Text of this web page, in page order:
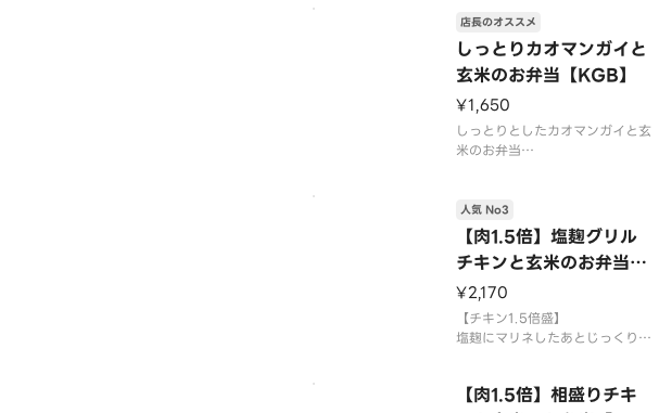
自家製チキンが絶品です
チキンそのものに味がしっかりつ
いているため、ソースをかけなく
ても美味しくお召し上がりいただ
けます
必要な場合、お好みでソースを追
加
しっとりカオマンガイと
玄米のお弁当【KGB】
店長のオススメ
¥1,650
しっとりとしたカオマンガイと玄
米のお弁当
使用食材玄米/しっとりカオマン
ガイ/サニーレタス/ブロッコリ
ー/トマト/紫キャベツピクルス/
レモン/お好みのソース
栄養価
カロリー：522kcal
【肉1.5倍】塩麹グリル
チキンと玄米のお弁当
【1.5SCB】
人気 No3
¥2,170
【チキン1.5倍盛】
塩麹にマリネしたあとじっくりグ
自家製チキンが絶品です
【肉1.5倍】相盛りチキ